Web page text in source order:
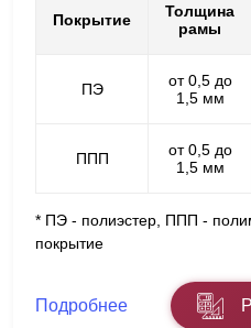
Покрытие
Толщина
рамы
ПЭ
от 0,5 до
1,5 мм
ППП
от 0,5 до
1,5 мм
* ПЭ - полиэстер, ППП -
покрытие
Подробнее